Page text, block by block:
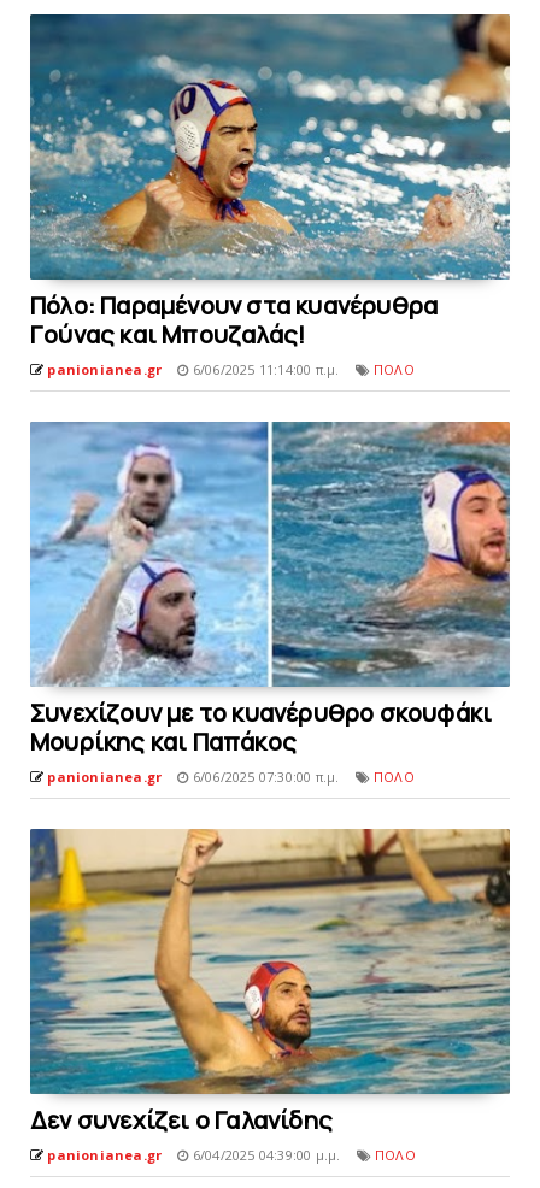
Πόλo: Παραμένουν στα κυανέρυθρα
Γoύνας και Μπουζαλάς!
panionianea.gr 6/06/2025 11:14:00 π.μ. ΠΟΛΟ
Συνεχίζουν με το κυανέρυθρο σκουφάκι
Μουρίκης και Παπάκoς
panionianea.gr 6/06/2025 07:30:00 π.μ. ΠΟΛΟ
Δεν συνεχίζει o Γαλανίδης
panionianea.gr 6/04/2025 04:39:00 μ.μ. ΠΟΛΟ